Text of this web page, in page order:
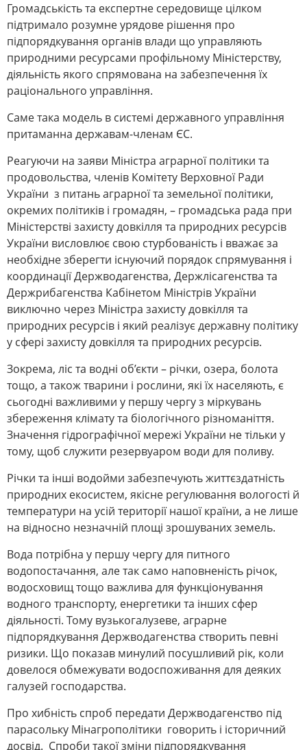
Громадськість та експертне середовище цілком
підтримало розумне урядове рішення про
підпорядкування органів влади що управляють
природними ресурсами профільному Міністерству,
діяльність якого спрямована на забезпечення їх
раціонального управління.
Саме така модель в системі державного управління
притаманна державам-членам ЄС.
Реагуючи на заяви Міністра аграрної політики та
продовольства, членів Комітету Верховної Ради
України з питань аграрної та земельної політики,
окремих політиків і громадян, – громадська рада при
Міністерстві захисту довкілля та природних ресурсів
України висловлює свою стурбованість і вважає за
необхідне зберегти існуючий порядок спрямування і
координації Держводагенства, Держлісагенства та
Держрибагенства Кабінетом Міністрів України
виключно через Міністра захисту довкілля та
природних ресурсів і який реалізує державну політику
у сфері захисту довкілля та природних ресурсів.
Зокрема, ліс та водні об’єкти – річки, озера, болота
тощо, а також тварини і рослини, які їх населяють, є
сьогодні важливими у першу чергу з міркувань
збереження клімату та біологічного різноманіття.
Значення гідрографічної мережі України не тільки у
тому, щоб служити резервуаром води для поливу.
Річки та інші водойми забезпечують життєздатність
природних екосистем, якісне регулювання вологості й
температури на усій території нашої країни, а не лише
на відносно незначній площі зрошуваних земель.
Вода потрібна у першу чергу для питного
водопостачання, але так само наповненість річок,
водосховищ тощо важлива для функціонування
водного транспорту, енергетики та інших сфер
діяльності. Тому вузькогалузеве, аграрне
підпорядкування Держводагенства створить певні
ризики. Що показав минулий посушливий рік, коли
довелося обмежувати водоспоживання для деяких
галузей господарства.
Про хибність спроб передати Держводагенство під
парасольку Мінагрополітики говорить і історичний
досвід. Спроби такої зміни підпорядкування